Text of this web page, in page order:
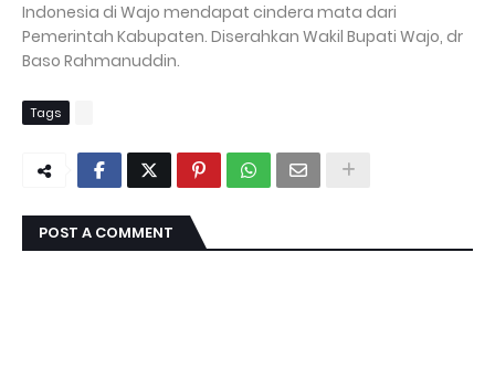
Indonesia di Wajo mendapat cindera mata dari
Pemerintah Kabupaten. Diserahkan Wakil Bupati Wajo, dr
Baso Rahmanuddin.
Tags
POST A COMMENT